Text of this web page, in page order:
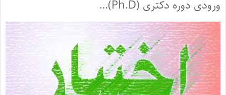
ورودی دوره دکتری (Ph.D)…